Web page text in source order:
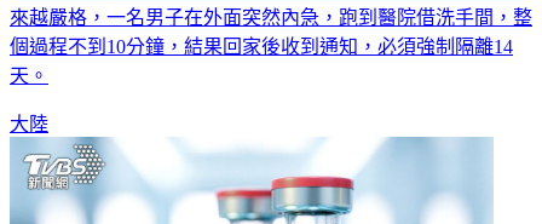
來越嚴格，一名男子在外面突然內急，跑到醫院借洗手間，整
個過程不到10分鐘，結果回家後收到通知，必須強制隔離14
天。
大陸